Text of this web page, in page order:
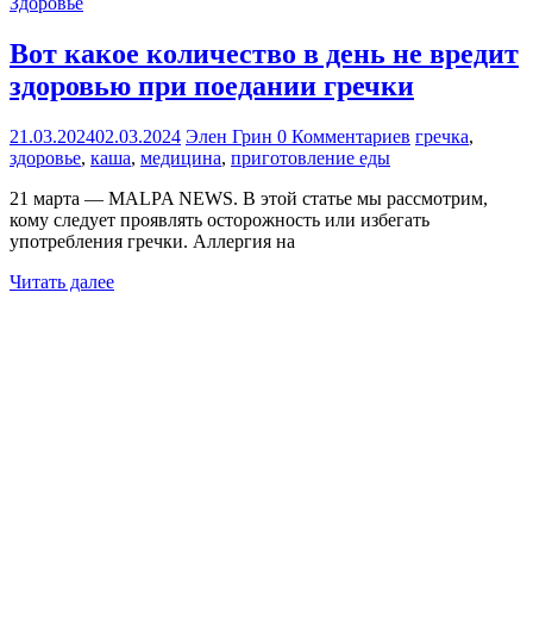
Вот какое количество в день не вредит
здоровью при поедании гречки
21.03.202402.03.2024 Элен Грин 0 Комментариев гречка,
здоровье, каша, медицина, приготовление еды
21 марта — MALPA NEWS. В этой статье мы рассмотрим,
кому следует проявлять осторожность или избегать
употребления гречки. Аллергия на
Читать далее